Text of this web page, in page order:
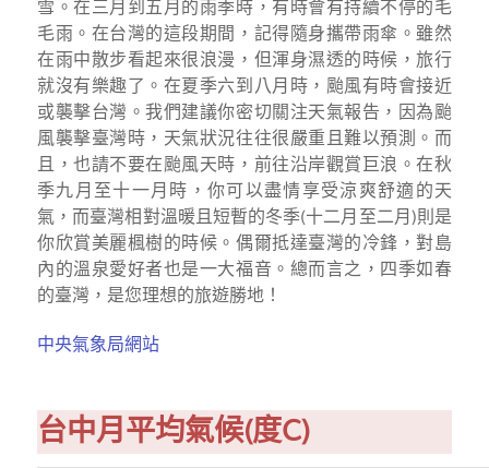
雪。在三月到五月的雨季時，有時會有持續不停的毛
毛雨。在台灣的這段期間，記得隨身攜帶雨傘。雖然
在雨中散步看起來很浪漫，但渾身濕透的時候，旅行
就沒有樂趣了。在夏季六到八月時，颱風有時會接近
或襲擊台灣。我們建議你密切關注天氣報告，因為颱
風襲擊臺灣時，天氣狀況往往很嚴重且難以預測。而
且，也請不要在颱風天時，前往沿岸觀賞巨浪。在秋
季九月至十一月時，你可以盡情享受涼爽舒適的天
氣，而臺灣相對溫暖且短暫的冬季(十二月至二月)則是
你欣賞美麗楓樹的時候。偶爾抵達臺灣的冷鋒，對島
內的溫泉愛好者也是一大福音。總而言之，四季如春
的臺灣，是您理想的旅遊勝地！
中央氣象局網站
台中月平均氣候(度C)